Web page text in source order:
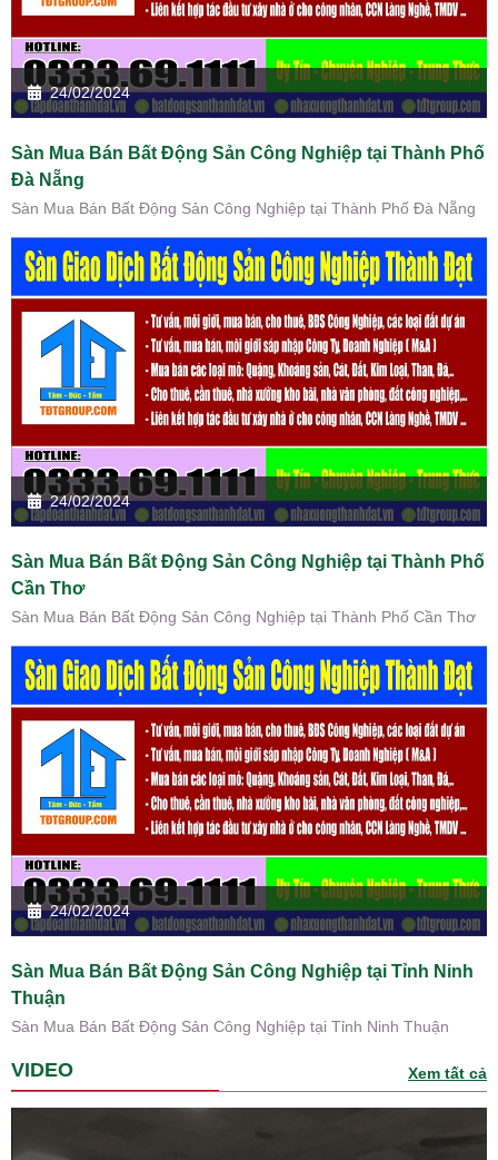
24/02/2024
Sàn Mua Bán Bất Động Sản Công Nghiệp tại Thành Phố
Đà Nẵng
Sàn Mua Bán Bất Động Sản Công Nghiệp tại Thành Phố Đà Nẵng
24/02/2024
Sàn Mua Bán Bất Động Sản Công Nghiệp tại Thành Phố
Cần Thơ
Sàn Mua Bán Bất Động Sản Công Nghiệp tại Thành Phố Cần Thơ
24/02/2024
Sàn Mua Bán Bất Động Sản Công Nghiệp tại Tỉnh Ninh
Thuận
Sàn Mua Bán Bất Động Sản Công Nghiệp tại Tỉnh Ninh Thuận
VIDEO Xem tất cả